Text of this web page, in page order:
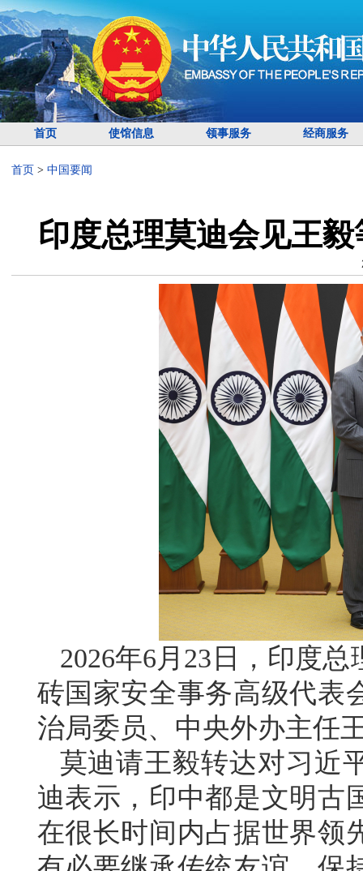
首页 使馆信息 领事服务 经商服务
首页 > 中国要闻
印度总理莫迪会见王
2026年6月23日，印度
砖国家安全事务高级代表
治局委员、中央外办主任
莫迪请王毅转达对习近
迪表示，印中都是文明古
在很长时间内占据世界领